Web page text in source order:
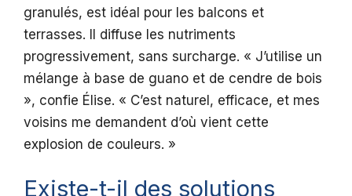
granulés, est idéal pour les balcons et
terrasses. Il diffuse les nutriments
progressivement, sans surcharge. « J’utilise un
mélange à base de guano et de cendre de bois
», confie Élise. « C’est naturel, efficace, et mes
voisins me demandent d’où vient cette
explosion de couleurs. »
Existe-t-il des solutions